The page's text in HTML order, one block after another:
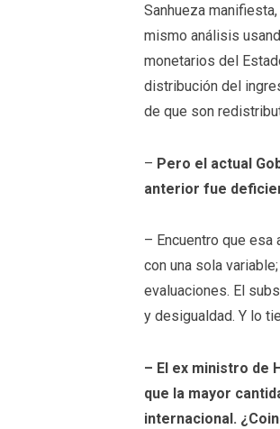
Sanhueza
mismo análisis
monetarios del
distribución del
de que son
– Pero el actual
anterior fue
– Encuentro que esa
con una sola
evaluaciones. El
y desigualdad. Y lo
– El ex ministro de
que la mayor
internacional.